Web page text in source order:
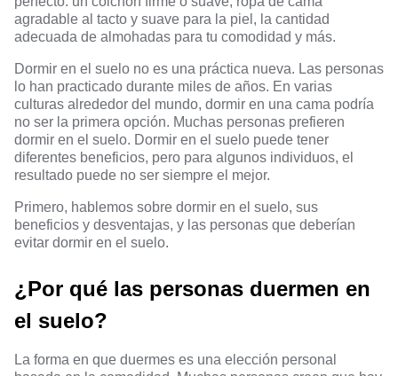
agradable al tacto y suave para la piel, la cantidad
adecuada de almohadas para tu comodidad y más.
Dormir en el suelo no es una práctica nueva. Las personas
lo han practicado durante miles de años. En varias
culturas alrededor del mundo, dormir en una cama podría
no ser la primera opción. Muchas personas prefieren
dormir en el suelo. Dormir en el suelo puede tener
diferentes beneficios, pero para algunos individuos, el
resultado puede no ser siempre el mejor.
Primero, hablemos sobre dormir en el suelo, sus
beneficios y desventajas, y las personas que deberían
evitar dormir en el suelo.
¿Por qué las personas duermen en
el suelo?
La forma en que duermes es una elección personal